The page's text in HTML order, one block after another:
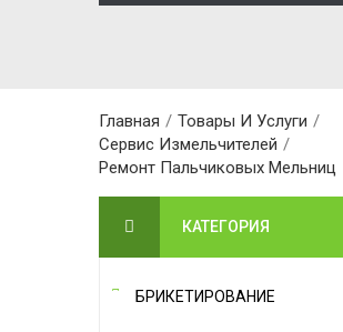
Главная / Товары И Услуги /
Сервис Измельчителей /
Ремонт Пальчиковых Мельниц
КАТЕГОРИЯ
БРИКЕТИРОВАНИЕ